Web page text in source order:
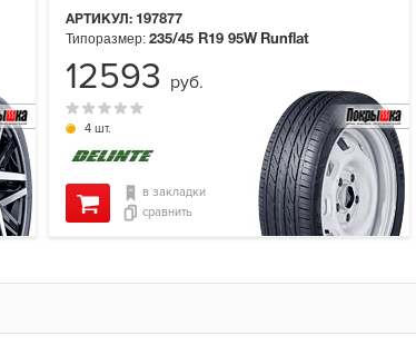
АРТИКУЛ: 197877
4 шт.
Типоразмер: 235/45 R19 95W Runflat
в закладки
сравнить
12593 руб.